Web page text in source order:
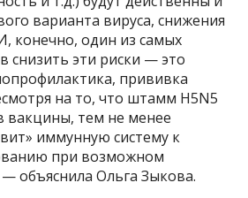
варианта вируса, снижения
конечно, один из самых
снизить эти риски — это
прививка
на то, что штамм H5N5
вакцины, тем не менее
иммунную систему к
при возможном
объяснила Ольга Зыкова.